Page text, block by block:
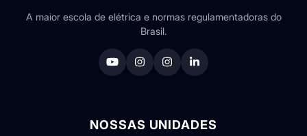
A maior escola de elétrica e normas regulamentadoras do
Brasil.
NOSSAS UNIDADES